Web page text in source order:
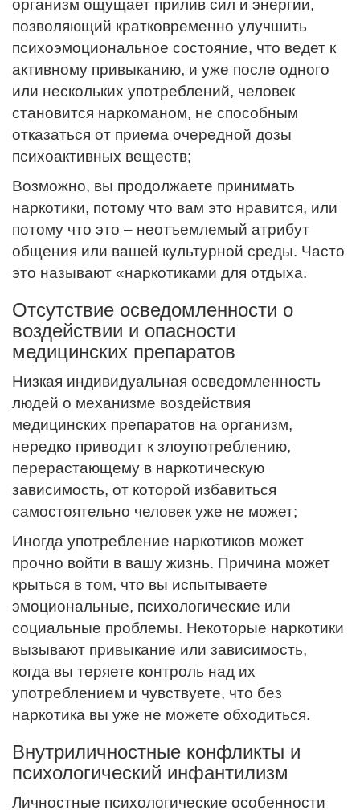
организм ощущает прилив сил и энергии,
позволяющий кратковременно улучшить
психоэмоциональное состояние, что ведет к
активному привыканию, и уже после одного
или нескольких употреблений, человек
становится наркоманом, не способным
отказаться от приема очередной дозы
психоактивных веществ;
Возможно, вы продолжаете принимать
наркотики, потому что вам это нравится, или
потому что это – неотъемлемый атрибут
общения или вашей культурной среды. Часто
это называют «наркотиками для отдыха.
Отсутствие осведомленности о
воздействии и опасности
медицинских препаратов
Низкая индивидуальная осведомленность
людей о механизме воздействия
медицинских препаратов на организм,
нередко приводит к злоупотреблению,
перерастающему в наркотическую
зависимость, от которой избавиться
самостоятельно человек уже не может;
Иногда употребление наркотиков может
прочно войти в вашу жизнь. Причина может
крыться в том, что вы испытываете
эмоциональные, психологические или
социальные проблемы. Некоторые наркотики
вызывают привыкание или зависимость,
когда вы теряете контроль над их
употреблением и чувствуете, что без
наркотика вы уже не можете обходиться.
Внутриличностные конфликты и
психологический инфантилизм
Личностные психологические особенности